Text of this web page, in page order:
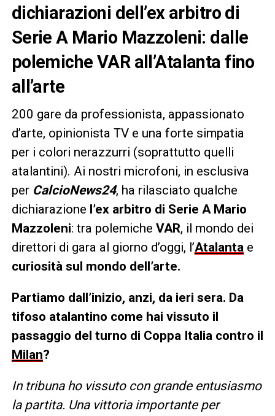
dichiarazioni dell’ex arbitro di
Serie A Mario Mazzoleni: dalle
polemiche VAR all’Atalanta fino
all’arte
200 gare da professionista, appassionato
d’arte, opinionista TV e una forte simpatia
per i colori nerazzurri (soprattutto quelli
atalantini). Ai nostri microfoni, in esclusiva
per CalcioNews24, ha rilasciato qualche
dichiarazione l’ex arbitro di Serie A Mario
Mazzoleni: tra polemiche VAR, il mondo dei
direttori di gara al giorno d’oggi, l’Atalantae
curiosità sul mondo dell’arte.
Partiamo dall’inizio, anzi, da ieri sera. Da
tifoso atalantino come hai vissuto il
passaggio del turno di Coppa Italia contro il
Milan?
In tribuna ho vissuto con grande entusiasmo
la partita. Una vittoria importante per